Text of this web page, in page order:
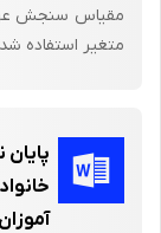
تحصیل موثر -
پیشینه تحصیلی
برگزاری
متغیر استفاده
آموزان